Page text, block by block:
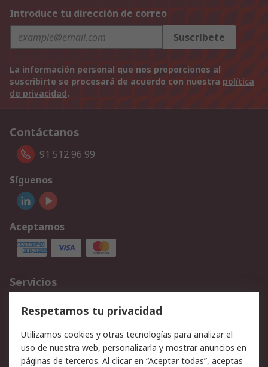
Introduce tu dirección de correo
Suscríbete
La información personal que nos proporciones al
suscribirte se procesará de acuerdo con nuestra política
de privacidad.
Contáctanos
91 512 96 99
Síguenos
Aceptamos
Servicios
Cómo realizar pedidos
Devoluciones
Facturación y pago
Ofertas
Soporte técnico
Respetamos tu privacidad
Utilizamos cookies y otras tecnologías para analizar el
uso de nuestra web, personalizarla y mostrar anuncios en
páginas de terceros. Al clicar en “Aceptar todas”, aceptas